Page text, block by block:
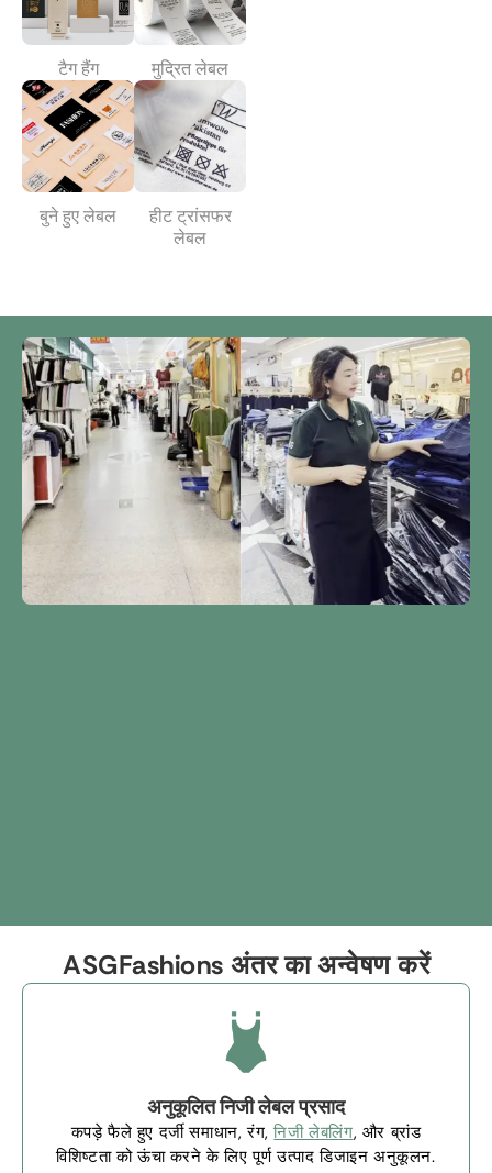
टैग हैंग मुद्रित लेबल
बुने हुए लेबल
हीट ट्रांसफर
लेबल
ASGFashions अंतर का अन्वेषण करें
अनुकूलित निजी लेबल प्रसाद
कपड़े फैले हुए दर्जी समाधान, रंग,निजी लेबलिंग, और ब्रांड
विशिष्टता को ऊंचा करने के लिए पूर्ण उत्पाद डिजाइन अनुकूलन.